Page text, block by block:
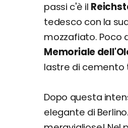
passi c'è il
tedesco con la
mozzafiato. Poco
Memoriale
lastre di
Dopo questa
elegante di